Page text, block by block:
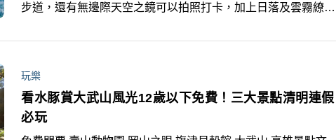
步道，還有無邊際天空之鏡可以拍照打卡，加上日落及雲霧繚繞
玩樂
看水豚賞大武山風光12歲以下免費！三大景點清明連假
必玩